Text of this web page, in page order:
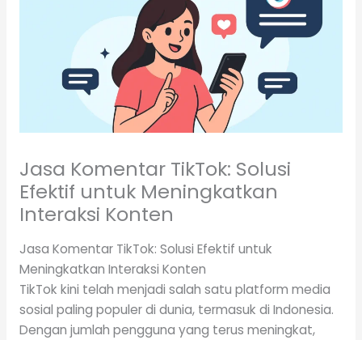
Jasa Komentar TikTok: Solusi
Efektif untuk Meningkatkan
Interaksi Konten
Jasa Komentar TikTok: Solusi Efektif untuk
Meningkatkan Interaksi Konten
TikTok kini telah menjadi salah satu platform media
sosial paling populer di dunia, termasuk di Indonesia.
Dengan jumlah pengguna yang terus meningkat,